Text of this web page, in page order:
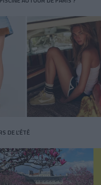
DE L’ÉTÉ